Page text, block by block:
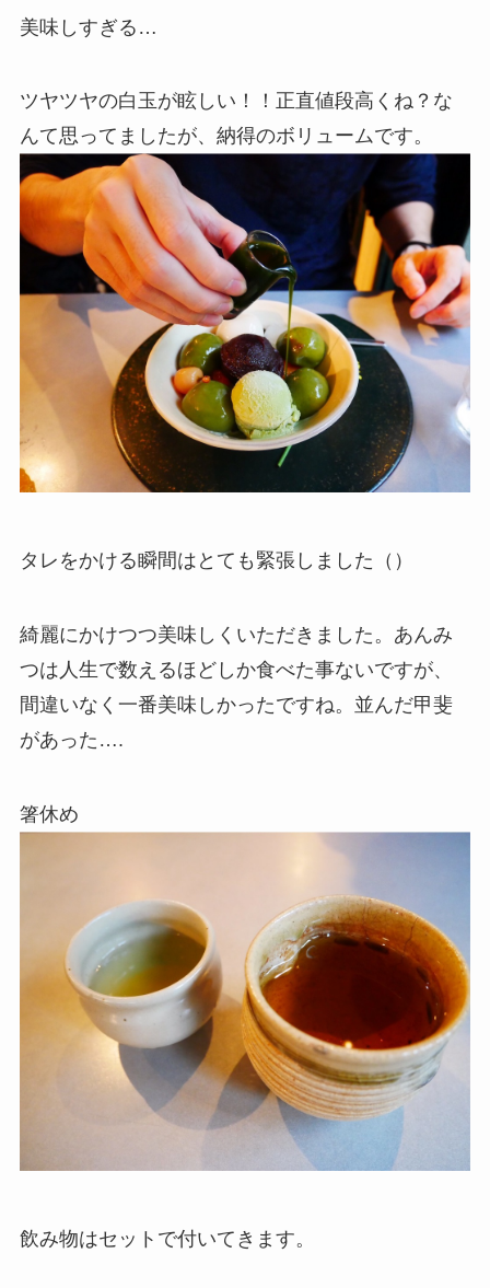
美味しすぎる…
ツヤツヤの白玉が眩しい！！正直値段高くね？な
んて思ってましたが、納得のボリュームです。
タレをかける瞬間はとても緊張しました（）
綺麗にかけつつ美味しくいただきました。あんみ
つは人生で数えるほどしか食べた事ないですが、
間違いなく一番美味しかったですね。並んだ甲斐
があった….
箸休め
飲み物はセットで付いてきます。